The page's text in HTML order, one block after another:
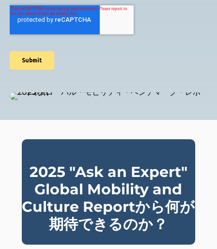
2025 "Ask an Expert"
Global Mobility and
Culture Reportから何が
期待できるのか？